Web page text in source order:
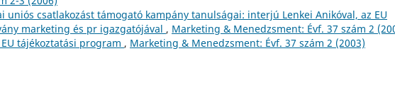
uniós csatlakozást támogató kampány tanulságai: interjú Lenkei Anikóval, az EU
marketing és pr igazgatójával , Marketing & Menedzsment: Évf. 37 szám 2
tájékoztatási program , Marketing & Menedzsment: Évf. 37 szám 2 (2003)